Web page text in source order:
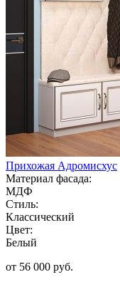
Прихожая Адромисхус
Материал фасада:
МДФ
Стиль:
Классический
Цвет:
Белый
от 56 000 руб.